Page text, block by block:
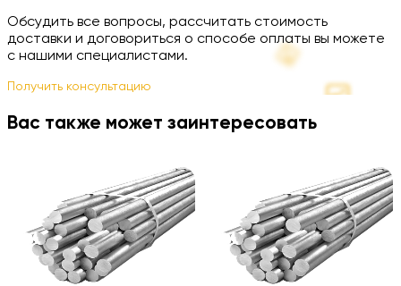
Обсудить все вопросы, рассчитать стоимость
доставки и договориться о способе оплаты вы можете
с нашими специалистами.
Получить консультацию
Вас также может заинтересовать